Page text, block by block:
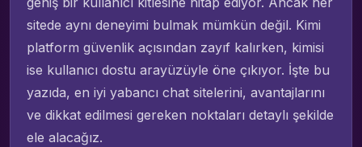
sitede aynı deneyimi bulmak mümkün değil. Kimi
platform güvenlik açısından zayıf kalırken, kimisi
ise kullanıcı dostu arayüzüyle öne çıkıyor. İşte bu
yazıda, en iyi yabancı chat sitelerini, avantajlarını
ve dikkat edilmesi gereken noktaları detaylı şekilde
ele alacağız.